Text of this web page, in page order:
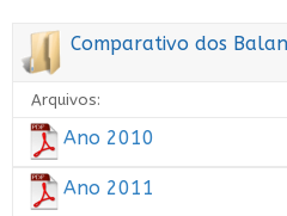
Comparativo dos
Arquivos:
Ano 2010
Ano 2011